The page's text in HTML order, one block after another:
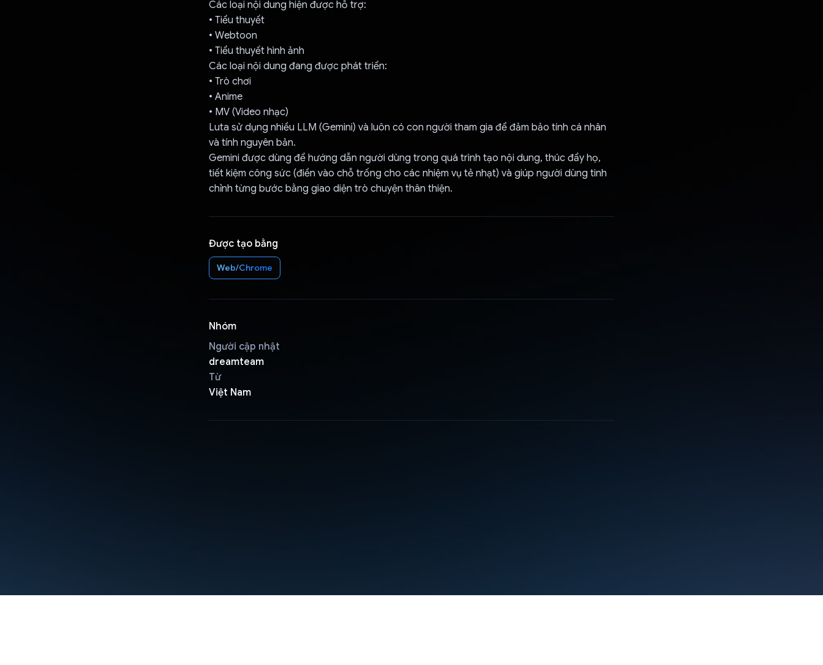
Các loại nội dung hiện được hỗ trợ:
• Tiểu thuyết
• Webtoon
• Tiểu thuyết hình ảnh
Các loại nội dung đang được phát triển:
• Trò chơi
• Anime
• MV (Video nhạc)
Luta sử dụng nhiều LLM (Gemini) và luôn có con người tham gia để đảm bảo tính cá nhân
và tính nguyên bản.
Gemini được dùng để hướng dẫn người dùng trong quá trình tạo nội dung, thúc đẩy họ,
tiết kiệm công sức (điền vào chỗ trống cho các nhiệm vụ tẻ nhạt) và giúp người dùng tinh
chỉnh từng bước bằng giao diện trò chuyện thân thiện.
Được tạo bằng
Web/Chrome
Nhóm
Người cập nhật
dreamteam
Từ
Việt Nam